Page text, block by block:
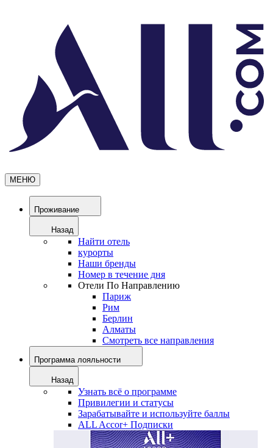
МЕНЮ
Проживание
Назад
Найти отель
курорты
Наши бренды
Номер в течение дня
Отели По Направлению
Париж
Рим
Берлин
Алматы
Смотреть все направления
Программа лояльности
Назад
Узнать всё о программе
Привилегии и статусы
Зарабатывайте и используйте баллы
ALL Accor+ Подписки